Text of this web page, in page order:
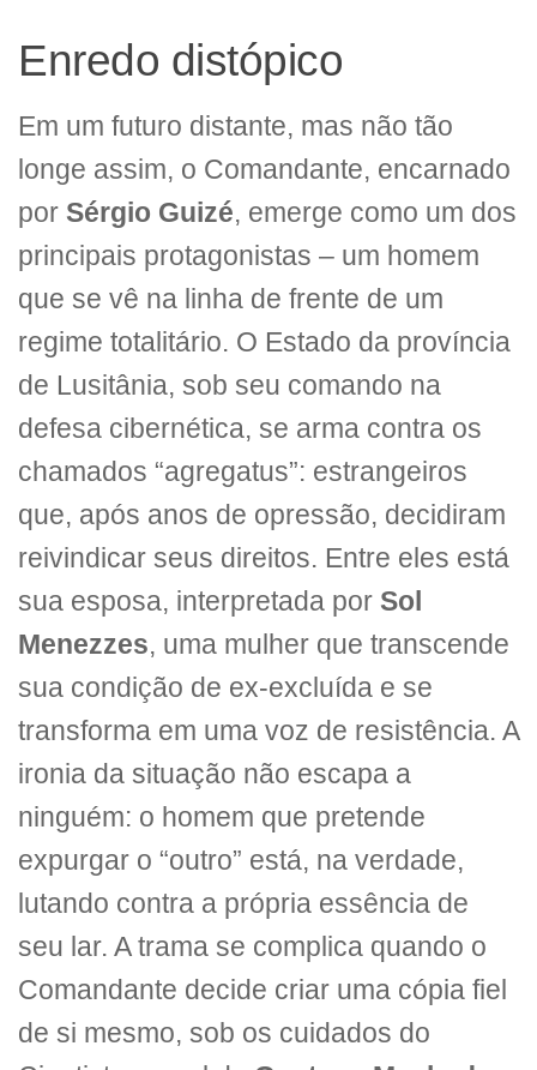
Enredo distópico
Em um futuro distante, mas não tão
longe assim, o Comandante, encarnado
por Sérgio Guizé, emerge como um dos
principais protagonistas – um homem
que se vê na linha de frente de um
regime totalitário. O Estado da província
de Lusitânia, sob seu comando na
defesa cibernética, se arma contra os
chamados “agregatus”: estrangeiros
que, após anos de opressão, decidiram
reivindicar seus direitos. Entre eles está
sua esposa, interpretada por Sol
Menezzes, uma mulher que transcende
sua condição de ex-excluída e se
transforma em uma voz de resistência. A
ironia da situação não escapa a
ninguém: o homem que pretende
expurgar o “outro” está, na verdade,
lutando contra a própria essência de
seu lar. A trama se complica quando o
Comandante decide criar uma cópia fiel
de si mesmo, sob os cuidados do